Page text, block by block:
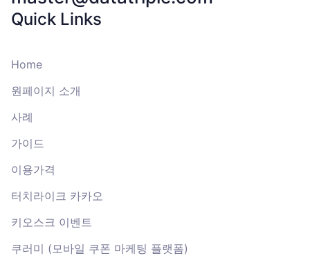
Quick Links
Home
원페이지 소개
사례
가이드
이용가격
터치라이크 카카오
키오스크 이벤트
쿠러미 (모바일 쿠폰 마케팅 플랫폼)